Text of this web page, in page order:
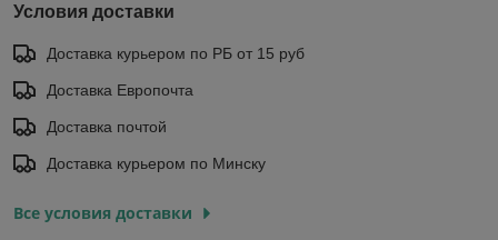
Условия доставки
Доставка курьером по РБ от 15 руб
Доставка Европочта
Доставка почтой
Доставка курьером по Минску
Все условия доставки